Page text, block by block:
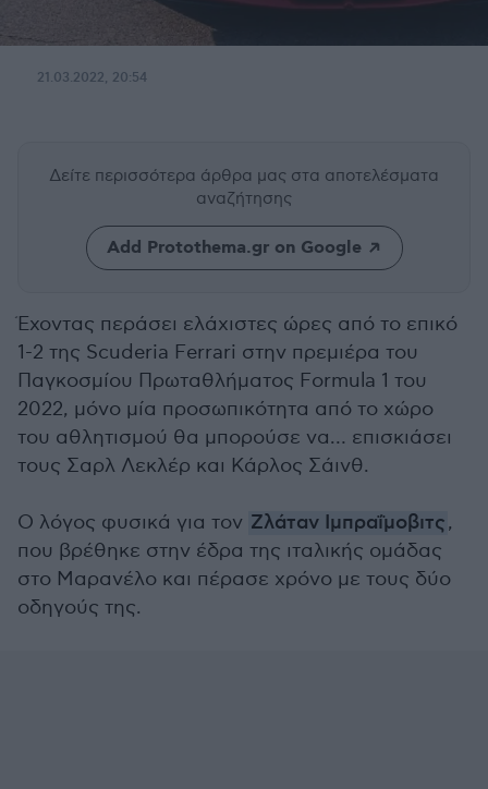
21.03.2022, 20:54
Δείτε περισσότερα άρθρα μας στα αποτελέσματα
αναζήτησης
Add Protothema.gr on Google
Έχοντας περάσει ελάχιστες ώρες από το επικό
1-2 της Scuderia Ferrari στην πρεμιέρα του
Παγκοσμίου Πρωταθλήματος Formula 1 του
2022, μόνο μία προσωπικότητα από το χώρο
του αθλητισμού θα μπορούσε να… επισκιάσει
τους Σαρλ Λεκλέρ και Κάρλος Σάινθ.
Ο λόγος φυσικά για τον Ζλάταν Ιμπραΐμοβιτς,
που βρέθηκε στην έδρα της ιταλικής ομάδας
στο Μαρανέλο και πέρασε χρόνο με τους δύο
οδηγούς της.